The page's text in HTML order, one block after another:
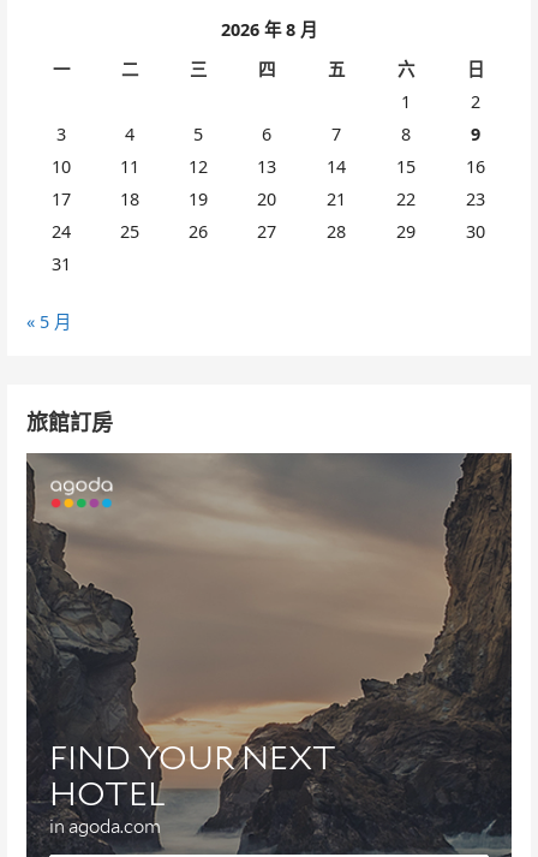
2026 年 8 月
一
二 三 四 五 六
日
1
2
3
4 5 6 7 8
9
10
11 12 13 14 15
16
17
18 19 20 21 22
23
24
25 26 27 28 29
30
31
« 5 月
旅館訂房